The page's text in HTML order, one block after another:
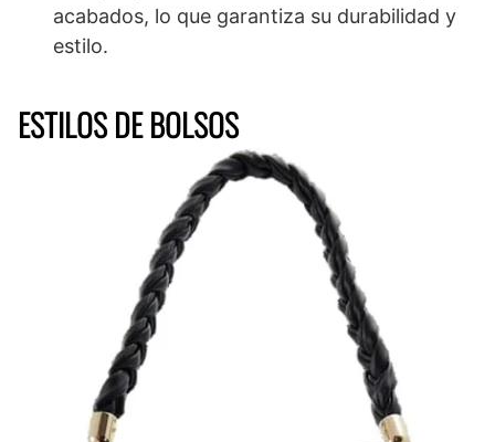
acabados, lo que garantiza su durabilidad y
estilo.
ESTILOS DE BOLSOS